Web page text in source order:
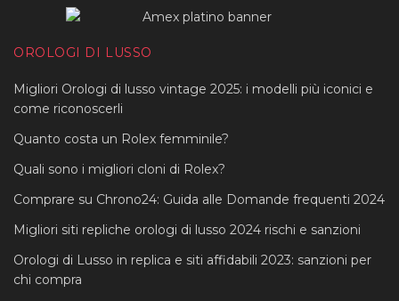
OROLOGI DI LUSSO
Migliori Orologi di lusso vintage 2025: i modelli più iconici e
come riconoscerli
Quanto costa un Rolex femminile?
Quali sono i migliori cloni di Rolex?
Comprare su Chrono24: Guida alle Domande frequenti 2024
Migliori siti repliche orologi di lusso 2024 rischi e sanzioni
Orologi di Lusso in replica e siti affidabili 2023: sanzioni per
chi compra